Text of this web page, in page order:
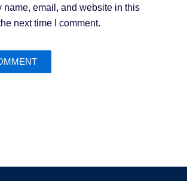
name, email, and website in this
next time I comment.